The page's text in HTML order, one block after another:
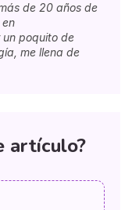
de 20 años de
poquito de
me llena de
artículo?